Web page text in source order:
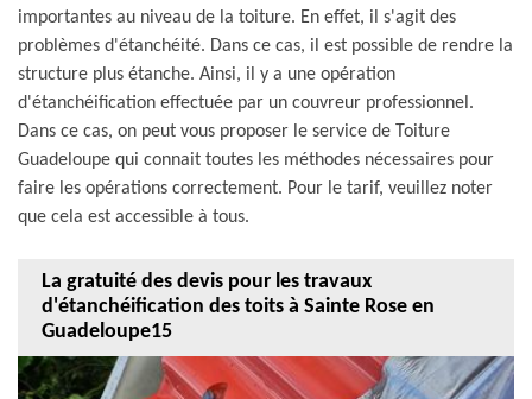
importantes au niveau de la toiture. En effet, il s'agit des
problèmes d'étanchéité. Dans ce cas, il est possible de rendre la
structure plus étanche. Ainsi, il y a une opération
d'étanchéification effectuée par un couvreur professionnel.
Dans ce cas, on peut vous proposer le service de Toiture
Guadeloupe qui connait toutes les méthodes nécessaires pour
faire les opérations correctement. Pour le tarif, veuillez noter
que cela est accessible à tous.
La gratuité des devis pour les travaux
d'étanchéification des toits à Sainte Rose en
Guadeloupe15